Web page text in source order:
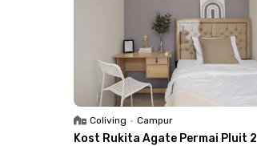
Coliving • Campur
Kost Rukita Agate Permai Pluit 2